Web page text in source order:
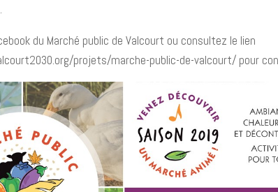
du Marché public de Valcourt ou consultez le lien
projets/marche-public-de-valcourt/ pour